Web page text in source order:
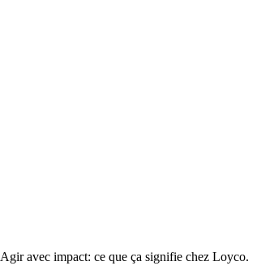
Agir avec impact: ce que ça signifie chez Loyco.